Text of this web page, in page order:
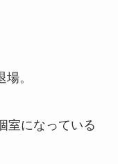
。
室になっている